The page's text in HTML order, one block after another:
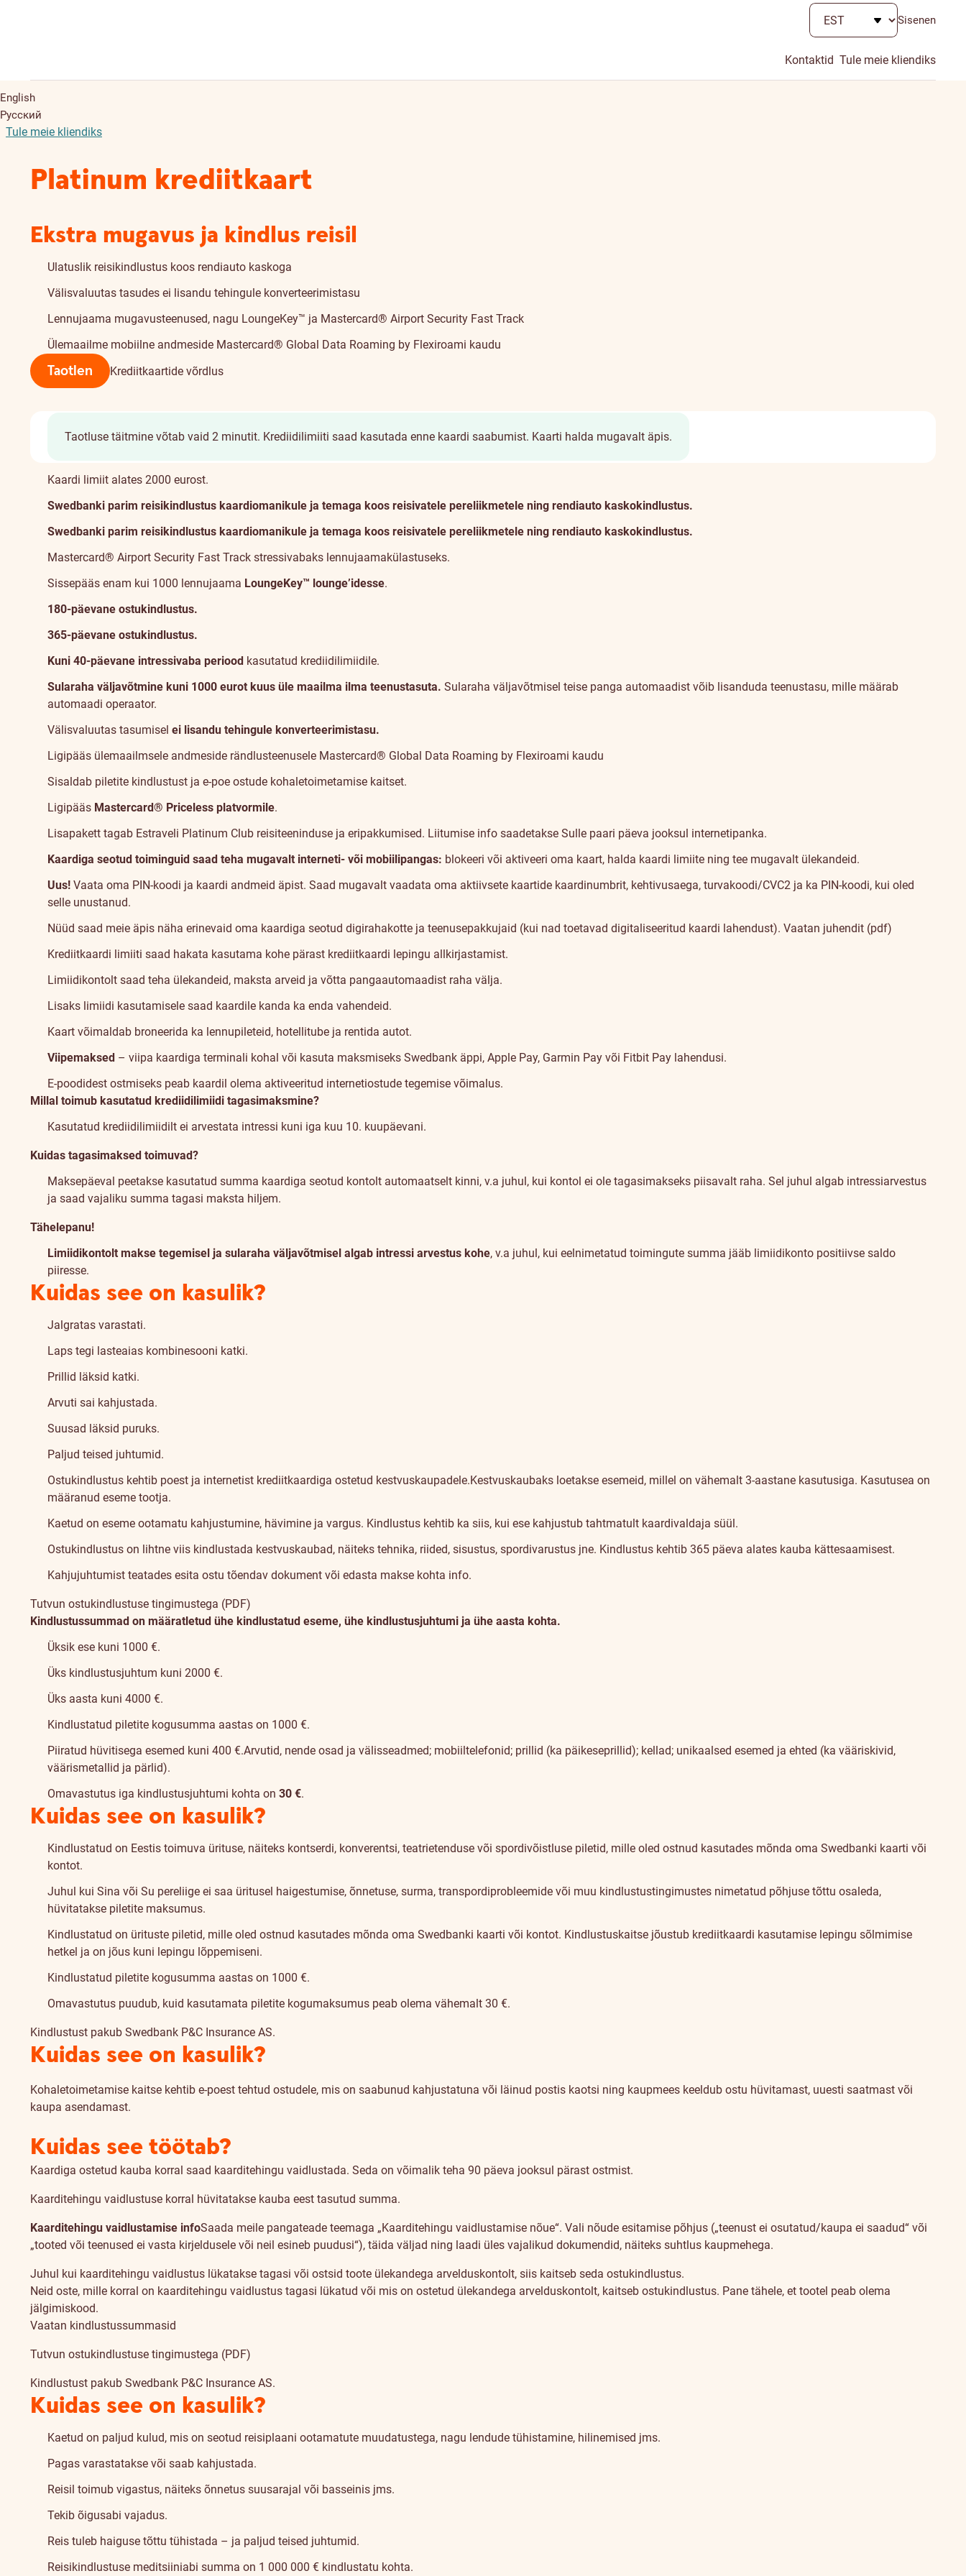
Sisenen
Kontaktid Tule meie kliendiks
English
Русский
Tule meie kliendiks
Platinum krediitkaart
Ekstra mugavus ja kindlus reisil
Ulatuslik reisikindlustus koos rendiauto kaskoga
Välisvaluutas tasudes ei lisandu tehingule konverteerimistasu
Lennujaama mugavusteenused, nagu LoungeKey™ ja Mastercard® Airport Security Fast Track
Ülemaailme mobiilne andmeside Mastercard® Global Data Roaming by Flexiroami kaudu
Taotlen Krediitkaartide võrdlus
Taotluse täitmine võtab vaid 2 minutit. Krediidilimiiti saad kasutada enne kaardi saabumist. Kaarti halda mugavalt äpis.
Kaardist
Kaardi limiit alates 2000 eurost.
Swedbanki parim reisikindlustus kaardiomanikule ja temaga koos reisivatele pereliikmetele ning rendiauto kaskokindlustus.
Swedbanki parim reisikindlustus kaardiomanikule ja temaga koos reisivatele pereliikmetele ning rendiauto kaskokindlustus.
Mastercard® Airport Security Fast Track stressivabaks lennujaamakülastuseks.
Sissepääs enam kui 1000 lennujaama LoungeKey™ lounge’idesse.
180-päevane ostukindlustus.
365-päevane ostukindlustus.
Kuni 40-päevane intressivaba periood kasutatud krediidilimiidile.
Sularaha väljavõtmine kuni 1000 eurot kuus üle maailma ilma teenustasuta. Sularaha väljavõtmisel teise panga automaadist võib lisanduda teenustasu, mille määrab
automaadi operaator.
Välisvaluutas tasumisel ei lisandu tehingule konverteerimistasu.
Ligipääs ülemaailmsele andmeside rändlusteenusele Mastercard® Global Data Roaming by Flexiroami kaudu
Sisaldab piletite kindlustust ja e-poe ostude kohaletoimetamise kaitset.
Ligipääs Mastercard® Priceless platvormile.
Lisapakett tagab Estraveli Platinum Club reisiteeninduse ja eripakkumised. Liitumise info saadetakse Sulle paari päeva jooksul internetipanka.
Kaardiga seotud toiminguid saad teha mugavalt interneti- või mobiilipangas: blokeeri või aktiveeri oma kaart, halda kaardi limiite ning tee mugavalt ülekandeid.
Uus! Vaata oma PIN-koodi ja kaardi andmeid äpist. Saad mugavalt vaadata oma aktiivsete kaartide kaardinumbrit, kehtivusaega, turvakoodi/CVC2 ja ka PIN-koodi, kui oled
selle unustanud.
Nüüd saad meie äpis näha erinevaid oma kaardiga seotud digirahakotte ja teenusepakkujaid (kui nad toetavad digitaliseeritud kaardi lahendust). Vaatan juhendit (pdf)
Krediitkaardi limiiti saad hakata kasutama kohe pärast krediitkaardi lepingu allkirjastamist.
Limiidikontolt saad teha ülekandeid, maksta arveid ja võtta pangaautomaadist raha välja.
Lisaks limiidi kasutamisele saad kaardile kanda ka enda vahendeid.
Kaart võimaldab broneerida ka lennupileteid, hotellitube ja rentida autot.
Viipemaksed – viipa kaardiga terminali kohal või kasuta maksmiseks Swedbank äppi, Apple Pay, Garmin Pay või Fitbit Pay lahendusi.
E-poodidest ostmiseks peab kaardil olema aktiveeritud internetiostude tegemise võimalus.
Millal toimub kasutatud krediidilimiidi tagasimaksmine?
Kasutatud krediidilimiidilt ei arvestata intressi kuni iga kuu 10. kuupäevani.
Kuidas tagasimaksed toimuvad?
Maksepäeval peetakse kasutatud summa kaardiga seotud kontolt automaatselt kinni, v.a juhul, kui kontol ei ole tagasimakseks piisavalt raha. Sel juhul algab intressiarvestus
ja saad vajaliku summa tagasi maksta hiljem.
Tähelepanu!
Limiidikontolt makse tegemisel ja sularaha väljavõtmisel algab intressi arvestus kohe, v.a juhul, kui eelnimetatud toimingute summa jääb limiidikonto positiivse saldo
piiresse.
Kindlustus
Kuidas see on kasulik?
Jalgratas varastati.
Laps tegi lasteaias kombinesooni katki.
Prillid läksid katki.
Arvuti sai kahjustada.
Suusad läksid puruks.
Paljud teised juhtumid.
Ostukindlustus kehtib poest ja internetist krediitkaardiga ostetud kestvuskaupadele.Kestvuskaubaks loetakse esemeid, millel on vähemalt 3-aastane kasutusiga. Kasutusea on
määranud eseme tootja.
Kaetud on eseme ootamatu kahjustumine, hävimine ja vargus. Kindlustus kehtib ka siis, kui ese kahjustub tahtmatult kaardivaldaja süül.
Ostukindlustus on lihtne viis kindlustada kestvuskaubad, näiteks tehnika, riided, sisustus, spordivarustus jne. Kindlustus kehtib 365 päeva alates kauba kättesaamisest.
Kahjujuhtumist teatades esita ostu tõendav dokument või edasta makse kohta info.
Tutvun ostukindlustuse tingimustega (PDF)
Kindlustussummad on määratletud ühe kindlustatud eseme, ühe kindlustusjuhtumi ja ühe aasta kohta.
Üksik ese kuni 1000 €.
Üks kindlustusjuhtum kuni 2000 €.
Üks aasta kuni 4000 €.
Kindlustatud piletite kogusumma aastas on 1000 €.
Piiratud hüvitisega esemed kuni 400 €.Arvutid, nende osad ja välisseadmed; mobiiltelefonid; prillid (ka päikeseprillid); kellad; unikaalsed esemed ja ehted (ka vääriskivid,
väärismetallid ja pärlid).
Omavastutus iga kindlustusjuhtumi kohta on 30 €.
Kuidas see on kasulik?
Kindlustatud on Eestis toimuva ürituse, näiteks kontserdi, konverentsi, teatrietenduse või spordivõistluse piletid, mille oled ostnud kasutades mõnda oma Swedbanki kaarti või
kontot.
Juhul kui Sina või Su pereliige ei saa üritusel haigestumise, õnnetuse, surma, transpordiprobleemide või muu kindlustustingimustes nimetatud põhjuse tõttu osaleda,
hüvitatakse piletite maksumus.
Kindlustatud on ürituste piletid, mille oled ostnud kasutades mõnda oma Swedbanki kaarti või kontot. Kindlustuskaitse jõustub krediitkaardi kasutamise lepingu sõlmimise
hetkel ja on jõus kuni lepingu lõppemiseni.
Kindlustatud piletite kogusumma aastas on 1000 €.
Omavastutus puudub, kuid kasutamata piletite kogumaksumus peab olema vähemalt 30 €.
Kindlustust pakub Swedbank P&C Insurance AS.
Kuidas see on kasulik?
Kohaletoimetamise kaitse kehtib e-poest tehtud ostudele, mis on saabunud kahjustatuna või läinud postis kaotsi ning kaupmees keeldub ostu hüvitamast, uuesti saatmast või
kaupa asendamast.
Kuidas see töötab?
Kaardiga ostetud kauba korral saad kaarditehingu vaidlustada. Seda on võimalik teha 90 päeva jooksul pärast ostmist.
Kaarditehingu vaidlustuse korral hüvitatakse kauba eest tasutud summa.
Kaarditehingu vaidlustamise infoSaada meile pangateade teemaga „Kaarditehingu vaidlustamise nõue“. Vali nõude esitamise põhjus („teenust ei osutatud/kaupa ei saadud“ või
„tooted või teenused ei vasta kirjeldusele või neil esineb puudusi“), täida väljad ning laadi üles vajalikud dokumendid, näiteks suhtlus kaupmehega.
Juhul kui kaarditehingu vaidlustus lükatakse tagasi või ostsid toote ülekandega arvelduskontolt, siis kaitseb seda ostukindlustus.
Neid oste, mille korral on kaarditehingu vaidlustus tagasi lükatud või mis on ostetud ülekandega arvelduskontolt, kaitseb ostukindlustus. Pane tähele, et tootel peab olema
jälgimiskood.
Vaatan kindlustussummasid
Tutvun ostukindlustuse tingimustega (PDF)
Kindlustust pakub Swedbank P&C Insurance AS.
Kuidas see on kasulik?
Kaetud on paljud kulud, mis on seotud reisiplaani ootamatute muudatustega, nagu lendude tühistamine, hilinemised jms.
Pagas varastatakse või saab kahjustada.
Reisil toimub vigastus, näiteks õnnetus suusarajal või basseinis jms.
Tekib õigusabi vajadus.
Reis tuleb haiguse tõttu tühistada – ja paljud teised juhtumid.
Reisikindlustuse meditsiiniabi summa on 1 000 000 € kindlustatu kohta.